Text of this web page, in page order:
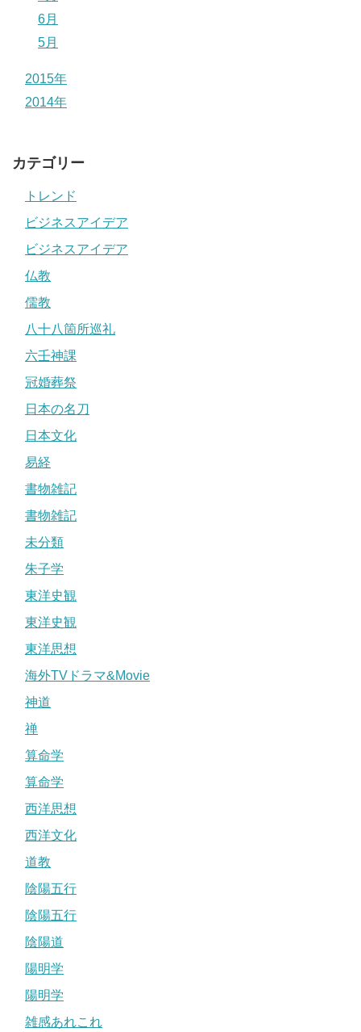
6月
5月
2015年
2014年
カテゴリー
トレンド
ビジネスアイデア
ビジネスアイデア
仏教
儒教
八十八箇所巡礼
六壬神課
冠婚葬祭
日本の名刀
日本文化
易経
書物雑記
書物雑記
未分類
朱子学
東洋史観
東洋史観
東洋思想
海外TVドラマ&Movie
神道
禅
算命学
算命学
西洋思想
西洋文化
道教
陰陽五行
陰陽五行
陰陽道
陽明学
陽明学
雑感あれこれ